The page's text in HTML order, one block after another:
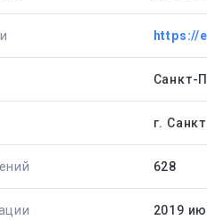
https://
Санкт-
г.
628
2019